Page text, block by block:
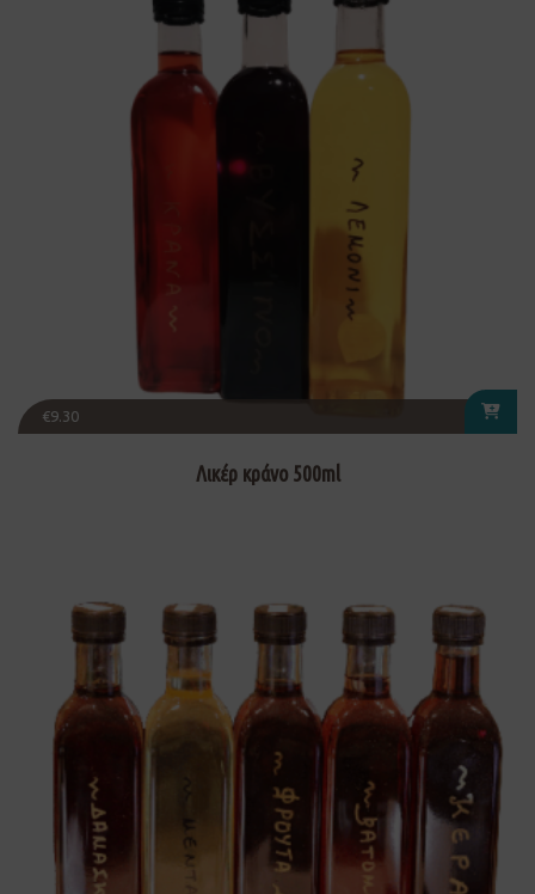
€9.30
Λικέρ κράνο 500ml